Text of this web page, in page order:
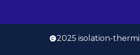
2025 isolation-